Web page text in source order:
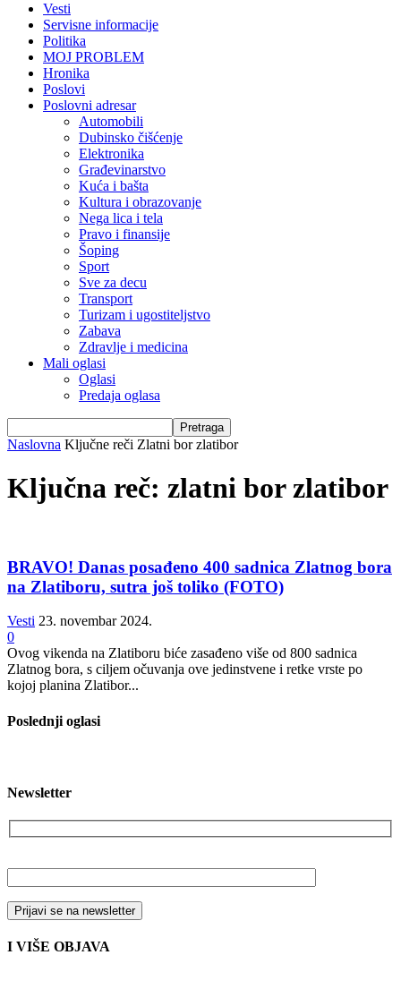
Vesti
Servisne informacije
Politika
MOJ PROBLEM
Hronika
Poslovi
Poslovni adresar
Automobili
Dubinsko čišćenje
Elektronika
Građevinarstvo
Kuća i bašta
Kultura i obrazovanje
Nega lica i tela
Pravo i finansije
Šoping
Sport
Sve za decu
Transport
Turizam i ugostiteljstvo
Zabava
Zdravlje i medicina
Mali oglasi
Oglasi
Predaja oglasa
Naslovna Ključne reči Zlatni bor zlatibor
Ključna reč: zlatni bor zlatibor
BRAVO! Danas posađeno 400 sadnica Zlatnog bora
na Zlatiboru, sutra još toliko (FOTO)
Vesti 23. novembar 2024.
0
Ovog vikenda na Zlatiboru biće zasađeno više od 800 sadnica
Zlatnog bora, s ciljem očuvanja ove jedinstvene i retke vrste po
kojoj planina Zlatibor...
Poslednji oglasi
Newsletter
I VIŠE OBJAVA